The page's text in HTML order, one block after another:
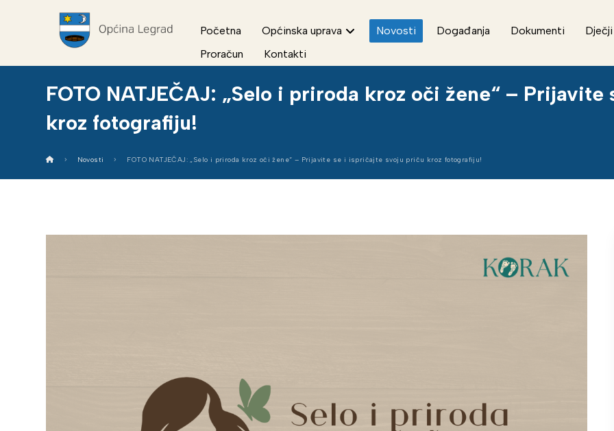
Početna Općinska uprava Novosti Događanja Dokumenti
Proračun
Kontakti
FOTO NATJEČAJ: „Selo i priroda kroz oči žene“ –
kroz fotografiju!
Novosti FOTO NATJEČAJ: „Selo i priroda kroz oči žene“ – Prijavite se i ispričajte svoju priču kroz fotografiju!